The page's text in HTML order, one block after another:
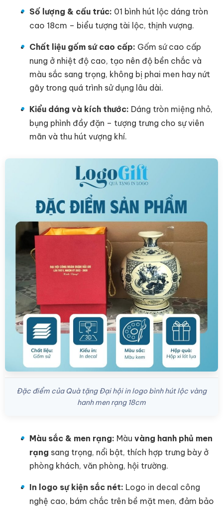
Số lượng & cấu trúc: 01 bình hút lộc dáng tròn
cao 18cm – biểu tượng tài lộc, thịnh vượng.
Chất liệu gốm sứ cao cấp: Gốm sứ cao cấp
nung ở nhiệt độ cao, tạo nên độ bền chắc và
màu sắc sang trọng, không bị phai men hay nứt
gãy trong quá trình sử dụng lâu dài.
Kiểu dáng và kích thước: Dáng tròn miệng nhỏ,
bụng phình đầy đặn – tượng trưng cho sự viên
mãn và thu hút vượng khí.
Đặc điểm của Quà tặng Đại hội in logo bình hút lộc vàng
hanh men rạng 18cm
Màu sắc & men rạng: Màu vàng hanh phủ men
rạng sang trọng, nổi bật, thích hợp trưng bày ở
phòng khách, văn phòng, hội trường.
In logo sự kiện sắc nét: Logo in decal công
nghệ cao, bám chắc trên bề mặt men, đảm bảo